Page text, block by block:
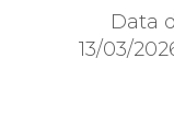
Data
13/03/